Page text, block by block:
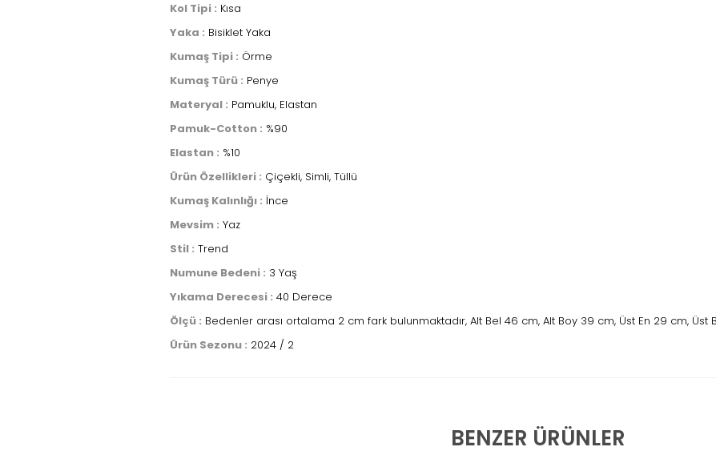
Kol Tipi : Kısa
Yaka : Bisiklet Yaka
Kumaş Tipi : Örme
Kumaş Türü : Penye
Materyal : Pamuklu, Elastan
Pamuk-Cotton : %90
Elastan : %10
Ürün Özellikleri : Çiçekli, Simli, Tüllü
Kumaş Kalınlığı : İnce
Mevsim : Yaz
Stil : Trend
Numune Bedeni : 3 Yaş
Yıkama Derecesi : 40 Derece
Ölçü : Bedenler arası ortalama 2 cm fark bulunmaktadır, Alt Bel 46 cm, Alt Boy 39 cm, Üst En 29 cm, Üst
Ürün Sezonu : 2024 / 2
BENZER ÜRÜNLER